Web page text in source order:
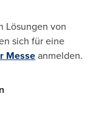
Lösungen von
sich für eine
Messeanmelden.